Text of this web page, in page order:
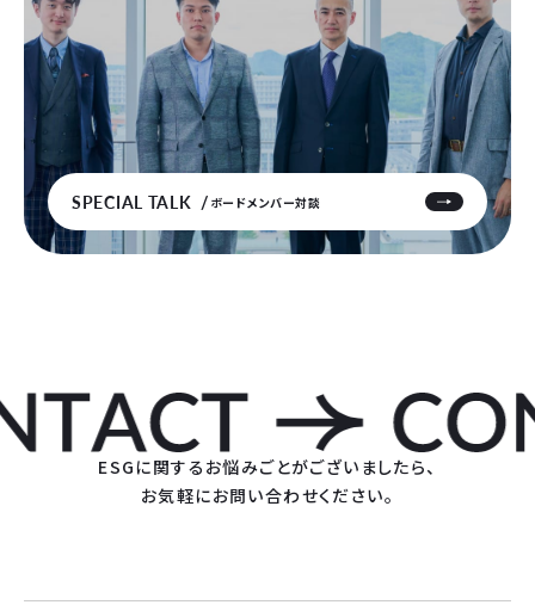
SPECIAL TALK ボードメンバー対談
ESGに関するお悩みごとがございましたら、
お気軽にお問い合わせください。